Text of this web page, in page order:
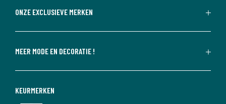
ONZE EXCLUSIEVE MERKEN
MEER MODE EN DECORATIE !
KEURMERKEN